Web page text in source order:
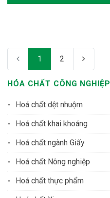
1 2
HÓA CHẤT CÔNG NGHIỆP
Hoá chất dệt nhuộm
Hoá chất khai khoáng
Hoá chất ngành Giấy
Hoá chất Nông nghiệp
Hoá chất thực phẩm